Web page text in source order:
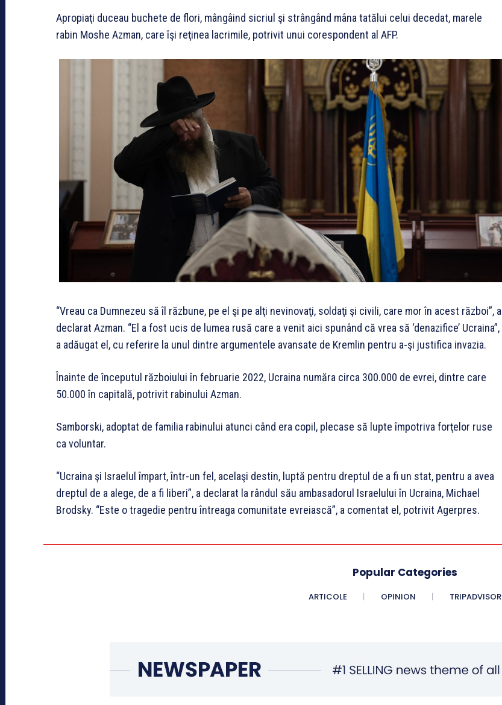
Apropiaţi duceau buchete de flori, mângâind sicriul şi strângând mâna tatălui celui decedat, marele
rabin Moshe Azman, care îşi reţinea lacrimile, potrivit unui corespondent al AFP.
“Vreau ca Dumnezeu să îl răzbune, pe el şi pe alţi nevinovaţi, soldaţi şi civili, care mor în acest război”, a
declarat Azman. “El a fost ucis de lumea rusă care a venit aici spunând că vrea să ‘denazifice’ Ucraina”,
a adăugat el, cu referire la unul dintre argumentele avansate de Kremlin pentru a-şi justifica invazia.
Înainte de începutul războiului în februarie 2022, Ucraina număra circa 300.000 de evrei, dintre care
50.000 în capitală, potrivit rabinului Azman.
Samborski, adoptat de familia rabinului atunci când era copil, plecase să lupte împotriva forţelor ruse
ca voluntar.
“Ucraina şi Israelul împart, într-un fel, acelaşi destin, luptă pentru dreptul de a fi un stat, pentru a avea
dreptul de a alege, de a fi liberi”, a declarat la rândul său ambasadorul Israelului în Ucraina, Michael
Brodsky. “Este o tragedie pentru întreaga comunitate evreiască”, a comentat el, potrivit Agerpres.
Popular Categories
ARTICOLE OPINION TRIPADVISOR